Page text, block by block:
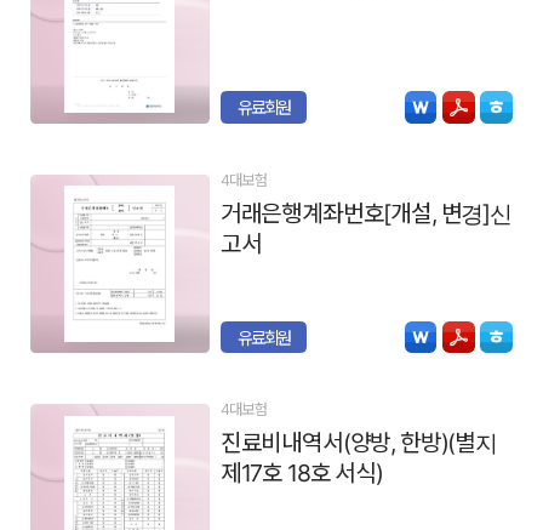
유료회원
4대보험
거래은행계좌번호[개설, 변경]신
고서
유료회원
4대보험
진료비내역서(양방, 한방)(별지
제17호 18호 서식)